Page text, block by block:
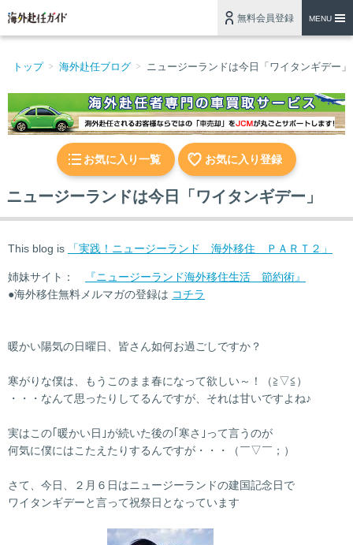
無料会員登録 MENU
トップ 海外赴任ブログ ニュージーランドは今日「ワイタンギデー」
お気に入り一覧 お気に入り登録
ニュージーランドは今日「ワイタンギデー」
This blog is 「実践！ニュージーランド 海外移住 ＰＡＲＴ２」
姉妹サイト：
『ニュージーランド海外移住生活 節約術』
●海外移住無料メルマガの登録は コチラ
暖かい陽気の日曜日、皆さん如何お過ごしですか？
寒がりな僕は、もうこのまま春になって欲しい～！（≧▽≦）
・・・なんて思ったりしてるんですが、それは甘いですよね♪
実はこの｢暖かい日｣が続いた後の｢寒さ｣って言うのが
何気に僕にはこたえたりするんですが・・・（￣▽￣；）
さて、今日、２月６日はニュージーランドの建国記念日で
ワイタンギデーと言って祝祭日となっています